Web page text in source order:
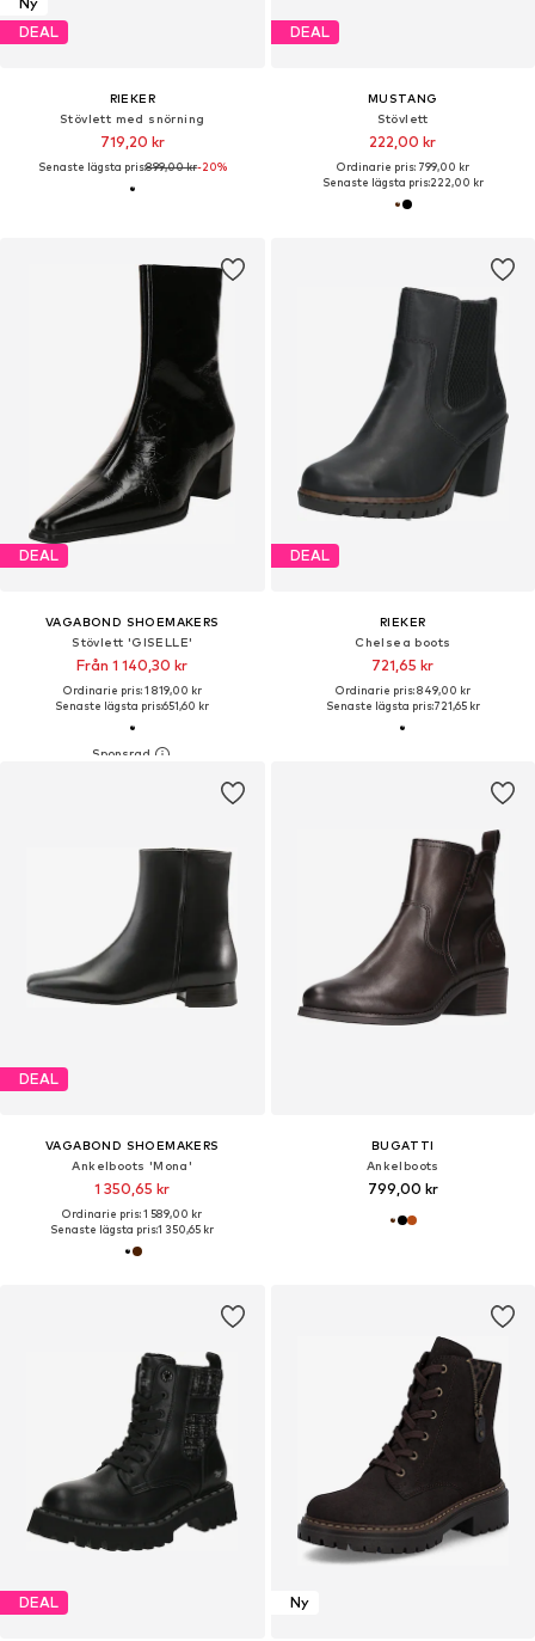
DEAL
RIEKER
Stövlett med snörning
719,20 kr
Senaste lägsta pris:899,00 kr-20%
DEAL
MUSTANG
Stövlett
222,00 kr
Ordinarie pris: 799,00 kr
Senaste lägsta pris:222,00 kr
DEAL
VAGABOND SHOEMAKERS
Stövlett 'GISELLE'
Från 1 140,30 kr
Ordinarie pris: 1 819,00 kr
Senaste lägsta pris:651,60 kr
DEAL
RIEKER
Chelsea boots
721,65 kr
Ordinarie pris: 849,00 kr
Senaste lägsta pris:721,65 kr
DEAL
VAGABOND SHOEMAKERS
Ankelboots 'Mona'
1 350,65 kr
Ordinarie pris: 1 589,00 kr
Senaste lägsta pris:1 350,65 kr
BUGATTI
Ankelboots
799,00 kr
DEAL Ny